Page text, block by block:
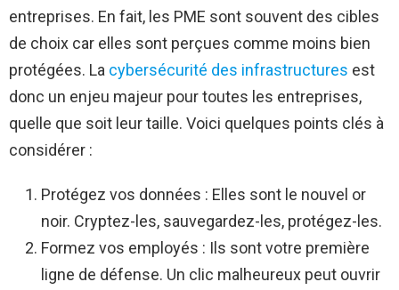
entreprises. En fait, les PME sont souvent des cibles
de choix car elles sont perçues comme moins bien
protégées. La cybersécurité des infrastructures est
donc un enjeu majeur pour toutes les entreprises,
quelle que soit leur taille. Voici quelques points clés à
considérer :
Protégez vos données : Elles sont le nouvel or
noir. Cryptez-les, sauvegardez-les, protégez-les.
Formez vos employés : Ils sont votre première
ligne de défense. Un clic malheureux peut ouvrir